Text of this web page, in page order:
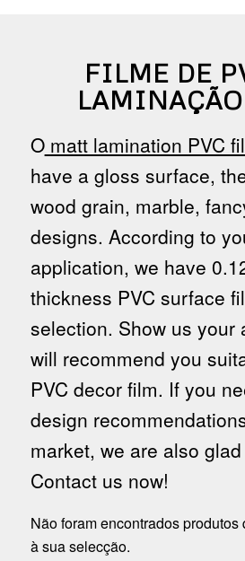
FILME DE
Omatt lamination PVC
have a gloss surface,
wood grain, marble,
designs. According to
application, we have
thickness PVC surface
selection. Show us your
will recommend you
PVC decor film. If you
design
market, we are also
Contact us now!
Não foram encontrados
à sua selecção.